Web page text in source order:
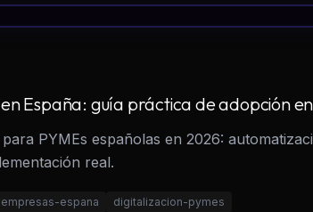
España: guía práctica de adopción
PYMEs españolas en 2026:
real.
espana digitalizacion-pymes